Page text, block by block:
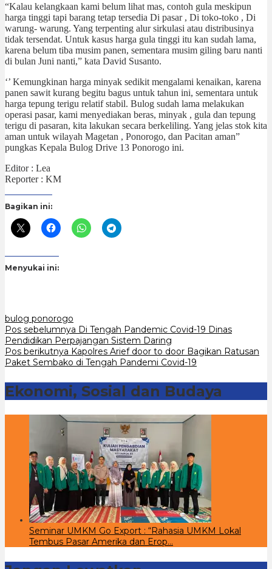
“Kalau kelangkaan kami belum lihat mas, contoh gula meskipun
harga tinggi tapi barang tetap tersedia Di pasar , Di toko-toko , Di
warung- warung. Yang terpenting alur sirkulasi atau distribusinya
tidak tersendat. Untuk kasus harga gula tinggi itu kan sudah lama,
karena belum tiba musim panen, sementara musim giling baru nanti
di bulan Juni nanti,” kata David Susanto.
‘’ Kemungkinan harga minyak sedikit mengalami kenaikan, karena
panen sawit kurang begitu bagus untuk tahun ini, sementara untuk
harga tepung terigu relatif stabil. Bulog sudah lama melakukan
operasi pasar, kami menyediakan beras, minyak , gula dan tepung
terigu di pasaran, kita lakukan secara berkeliling. Yang jelas stok kita
aman untuk wilayah Magetan , Ponorogo, dan Pacitan aman”
pungkas Kepala Bulog Drive 13 Ponorogo ini.
Editor : Lea
Reporter : KM
Bagikan ini:
Menyukai ini:
bulog ponorogo
Navigasi
pos
Pos sebelumnya Di Tengah Pandemic Covid-19 Dinas
Pendidikan Perpajangan Sistem Daring
Pos berikutnya Kapolres Arief door to door Bagikan Ratusan
Paket Sembako di Tengah Pandemi Covid-19
Ekonomi, Sosial dan Budaya
Seminar UMKM Go Export : “Rahasia UMKM Lokal
Tembus Pasar Amerika dan Erop…